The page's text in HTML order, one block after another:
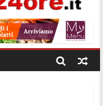
per osservare davvero
morto, credito sul
fino a settembre